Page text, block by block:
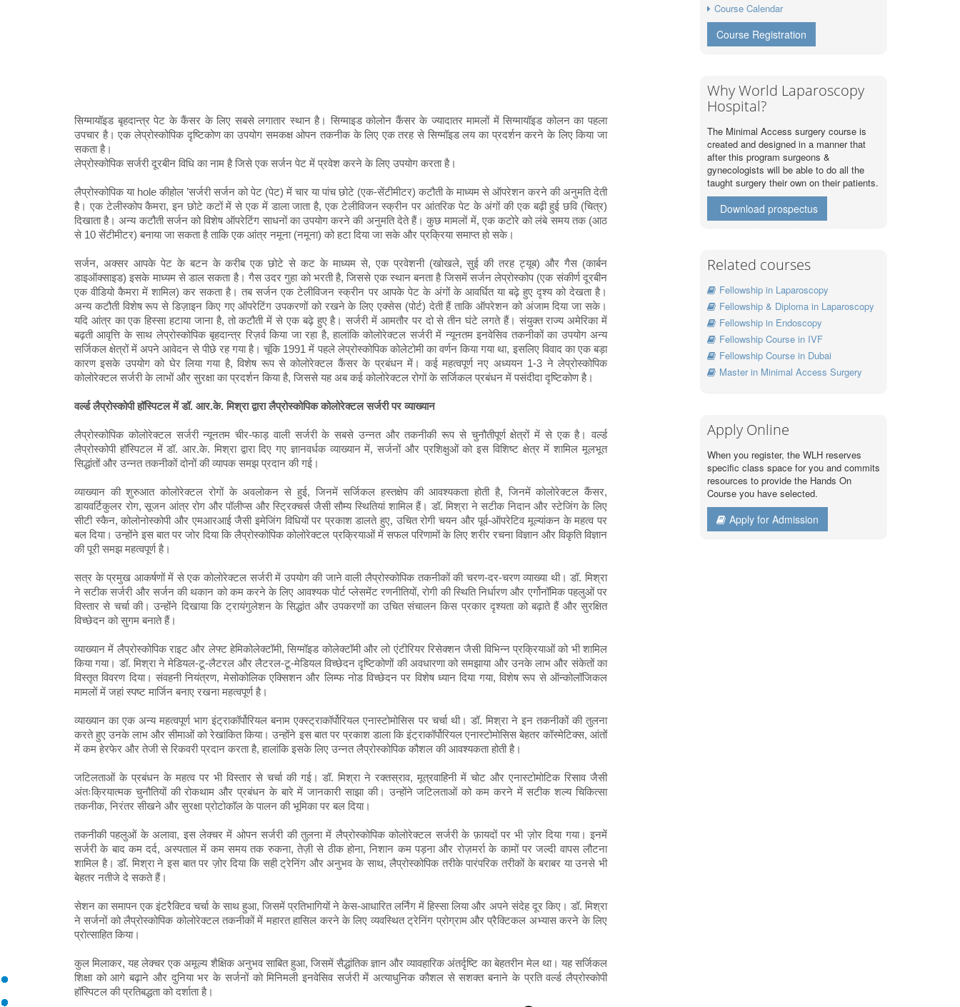
सिग्मायॉइड बृहदान्त्र पेट के कैंसर के लिए सबसे लगातार स्थान है। सिग्माइड कोलोन कैंसर के ज्यादातर मामलों में सिग्मायॉइड कोलन का पहला
उपचार है। एक लेप्रोस्कोपिक दृष्टिकोण का उपयोग समकक्ष ओपन तकनीक के लिए एक तरह से सिग्मॉइड लय का प्रदर्शन करने के लिए किया जा
सकता है।
लेप्रोस्कोपिक सर्जरी दूरबीन विधि का नाम है जिसे एक सर्जन पेट में प्रवेश करने के लिए उपयोग करता है।
लैप्रोस्कोपिक या hole कीहोल ’सर्जरी सर्जन को पेट (पेट) में चार या पांच छोटे (एक-सेंटीमीटर) कटौती के माध्यम से ऑपरेशन करने की अनुमति देती
है। एक टेलीस्कोप कैमरा, इन छोटे कटों में से एक में डाला जाता है, एक टेलीविजन स्क्रीन पर आंतरिक पेट के अंगों की एक बढ़ी हुई छवि (चित्र)
दिखाता है। अन्य कटौती सर्जन को विशेष ऑपरेटिंग साधनों का उपयोग करने की अनुमति देते हैं। कुछ मामलों में, एक कटोरे को लंबे समय तक (आठ
से 10 सेंटीमीटर) बनाया जा सकता है ताकि एक आंत्र नमूना (नमूना) को हटा दिया जा सके और प्रक्रिया समाप्त हो सके।
सर्जन, अक्सर आपके पेट के बटन के करीब एक छोटे से कट के माध्यम से, एक प्रवेशनी (खोखले, सुई की तरह ट्यूब) और गैस (कार्बन
डाइऑक्साइड) इसके माध्यम से डाल सकता है। गैस उदर गुहा को भरती है, जिससे एक स्थान बनता है जिसमें सर्जन लेप्रोस्कोप (एक संकीर्ण दूरबीन
एक वीडियो कैमरा में शामिल) कर सकता है। तब सर्जन एक टेलीविजन स्क्रीन पर आपके पेट के अंगों के आवर्धित या बढ़े हुए दृश्य को देखता है।
अन्य कटौती विशेष रूप से डिज़ाइन किए गए ऑपरेटिंग उपकरणों को रखने के लिए एक्सेस (पोर्ट) देती हैं ताकि ऑपरेशन को अंजाम दिया जा सके।
यदि आंत्र का एक हिस्सा हटाया जाना है, तो कटौती में से एक बढ़े हुए है। सर्जरी में आमतौर पर दो से तीन घंटे लगते हैं। संयुक्त राज्य अमेरिका में
बढ़ती आवृत्ति के साथ लेप्रोस्कोपिक बृहदान्त्र रिज़र्व किया जा रहा है, हालांकि कोलोरेक्टल सर्जरी में न्यूनतम इनवेसिव तकनीकों का उपयोग अन्य
सर्जिकल क्षेत्रों में अपने आवेदन से पीछे रह गया है। चूंकि 1991 में पहले लेप्रोस्कोपिक कोलेटोमी का वर्णन किया गया था, इसलिए विवाद का एक बड़ा
कारण इसके उपयोग को घेर लिया गया है, विशेष रूप से कोलोरेक्टल कैंसर के प्रबंधन में। कई महत्वपूर्ण नए अध्ययन 1-3 ने लेप्रोस्कोपिक
कोलोरेक्टल सर्जरी के लाभों और सुरक्षा का प्रदर्शन किया है, जिससे यह अब कई कोलोरेक्टल रोगों के सर्जिकल प्रबंधन में पसंदीदा दृष्टिकोण है।
वर्ल्ड लैप्रोस्कोपी हॉस्पिटल में डॉ. आर.के. मिश्रा द्वारा लैप्रोस्कोपिक कोलोरेक्टल सर्जरी पर व्याख्यान
लैप्रोस्कोपिक कोलोरेक्टल सर्जरी न्यूनतम चीर-फाड़ वाली सर्जरी के सबसे उन्नत और तकनीकी रूप से चुनौतीपूर्ण क्षेत्रों में से एक है। वर्ल्ड
लैप्रोस्कोपी हॉस्पिटल में डॉ. आर.के. मिश्रा द्वारा दिए गए ज्ञानवर्धक व्याख्यान में, सर्जनों और प्रशिक्षुओं को इस विशिष्ट क्षेत्र में शामिल मूलभूत
सिद्धांतों और उन्नत तकनीकों दोनों की व्यापक समझ प्रदान की गई।
व्याख्यान की शुरुआत कोलोरेक्टल रोगों के अवलोकन से हुई, जिनमें सर्जिकल हस्तक्षेप की आवश्यकता होती है, जिनमें कोलोरेक्टल कैंसर,
डायवर्टिकुलर रोग, सूजन आंत्र रोग और पॉलीप्स और स्ट्रिक्चर्स जैसी सौम्य स्थितियां शामिल हैं। डॉ. मिश्रा ने सटीक निदान और स्टेजिंग के लिए
सीटी स्कैन, कोलोनोस्कोपी और एमआरआई जैसी इमेजिंग विधियों पर प्रकाश डालते हुए, उचित रोगी चयन और पूर्व-ऑपरेटिव मूल्यांकन के महत्व पर
बल दिया। उन्होंने इस बात पर जोर दिया कि लैप्रोस्कोपिक कोलोरेक्टल प्रक्रियाओं में सफल परिणामों के लिए शरीर रचना विज्ञान और विकृति विज्ञान
की पूरी समझ महत्वपूर्ण है।
सत्र के प्रमुख आकर्षणों में से एक कोलोरेक्टल सर्जरी में उपयोग की जाने वाली लैप्रोस्कोपिक तकनीकों की चरण-दर-चरण व्याख्या थी। डॉ. मिश्रा
ने सटीक सर्जरी और सर्जन की थकान को कम करने के लिए आवश्यक पोर्ट प्लेसमेंट रणनीतियों, रोगी की स्थिति निर्धारण और एर्गोनॉमिक पहलुओं पर
विस्तार से चर्चा की। उन्होंने दिखाया कि ट्रायंगुलेशन के सिद्धांत और उपकरणों का उचित संचालन किस प्रकार दृश्यता को बढ़ाते हैं और सुरक्षित
विच्छेदन को सुगम बनाते हैं।
व्याख्यान में लैप्रोस्कोपिक राइट और लेफ्ट हेमिकोलेक्टॉमी, सिग्मॉइड कोलेक्टॉमी और लो एंटीरियर रिसेक्शन जैसी विभिन्न प्रक्रियाओं को भी शामिल
किया गया। डॉ. मिश्रा ने मेडियल-टू-लैटरल और लैटरल-टू-मेडियल विच्छेदन दृष्टिकोणों की अवधारणा को समझाया और उनके लाभ और संकेतों का
विस्तृत विवरण दिया। संवहनी नियंत्रण, मेसोकोलिक एक्सिशन और लिम्फ नोड विच्छेदन पर विशेष ध्यान दिया गया, विशेष रूप से ऑन्कोलॉजिकल
मामलों में जहां स्पष्ट मार्जिन बनाए रखना महत्वपूर्ण है।
व्याख्यान का एक अन्य महत्वपूर्ण भाग इंट्राकॉर्पोरियल बनाम एक्स्ट्राकॉर्पोरियल एनास्टोमोसिस पर चर्चा थी। डॉ. मिश्रा ने इन तकनीकों की तुलना
करते हुए उनके लाभ और सीमाओं को रेखांकित किया। उन्होंने इस बात पर प्रकाश डाला कि इंट्राकॉर्पोरियल एनास्टोमोसिस बेहतर कॉस्मेटिक्स, आंतों
में कम हेरफेर और तेजी से रिकवरी प्रदान करता है, हालांकि इसके लिए उन्नत लैप्रोस्कोपिक कौशल की आवश्यकता होती है।
जटिलताओं के प्रबंधन के महत्व पर भी विस्तार से चर्चा की गई। डॉ. मिश्रा ने रक्तस्राव, मूत्रवाहिनी में चोट और एनास्टोमोटिक रिसाव जैसी
अंतःक्रियात्मक चुनौतियों की रोकथाम और प्रबंधन के बारे में जानकारी साझा की। उन्होंने जटिलताओं को कम करने में सटीक शल्य चिकित्सा
तकनीक, निरंतर सीखने और सुरक्षा प्रोटोकॉल के पालन की भूमिका पर बल दिया।
तकनीकी पहलुओं के अलावा, इस लेक्चर में ओपन सर्जरी की तुलना में लैप्रोस्कोपिक कोलोरेक्टल सर्जरी के फ़ायदों पर भी ज़ोर दिया गया। इनमें
सर्जरी के बाद कम दर्द, अस्पताल में कम समय तक रुकना, तेज़ी से ठीक होना, निशान कम पड़ना और रोज़मर्रा के कामों पर जल्दी वापस लौटना
शामिल है। डॉ. मिश्रा ने इस बात पर ज़ोर दिया कि सही ट्रेनिंग और अनुभव के साथ, लैप्रोस्कोपिक तरीके पारंपरिक तरीकों के बराबर या उनसे भी
बेहतर नतीजे दे सकते हैं।
सेशन का समापन एक इंटरैक्टिव चर्चा के साथ हुआ, जिसमें प्रतिभागियों ने केस-आधारित लर्निंग में हिस्सा लिया और अपने संदेह दूर किए। डॉ. मिश्रा
ने सर्जनों को लैप्रोस्कोपिक कोलोरेक्टल तकनीकों में महारत हासिल करने के लिए व्यवस्थित ट्रेनिंग प्रोग्राम और प्रैक्टिकल अभ्यास करने के लिए
प्रोत्साहित किया।
कुल मिलाकर, यह लेक्चर एक अमूल्य शैक्षिक अनुभव साबित हुआ, जिसमें सैद्धांतिक ज्ञान और व्यावहारिक अंतर्दृष्टि का बेहतरीन मेल था। यह सर्जिकल
शिक्षा को आगे बढ़ाने और दुनिया भर के सर्जनों को मिनिमली इनवेसिव सर्जरी में अत्याधुनिक कौशल से सशक्त बनाने के प्रति वर्ल्ड लैप्रोस्कोपी
हॉस्पिटल की प्रतिबद्धता को दर्शाता है।
Course Calendar
Course Registration
Why World Laparoscopy
Hospital?
The Minimal Access surgery course is
created and designed in a manner that
after this program surgeons &
gynecologists will be able to do all the
taught surgery their own on their patients.
Download prospectus
Related courses
Fellowship in Laparoscopy
Fellowship & Diploma in Laparoscopy
Fellowship in Endoscopy
Fellowship Course in IVF
Fellowship Course in Dubai
Master in Minimal Access Surgery
Apply Online
When you register, the WLH reserves
specific class space for you and commits
resources to provide the Hands On
Course you have selected.
Apply for Admission